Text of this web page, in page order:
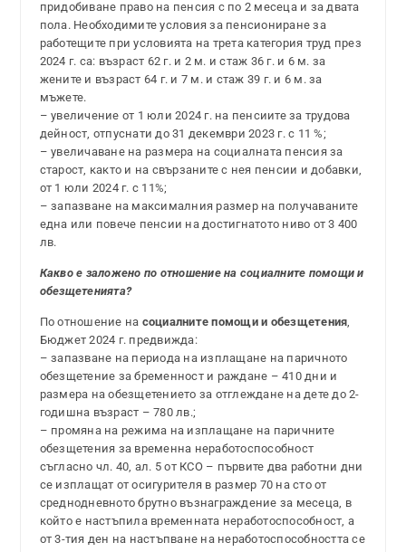
придобиване право на пенсия с по 2 месеца и за двата
пола. Необходимите условия за пенсиониране за
работещите при условията на трета категория труд през
2024 г. са: възраст 62 г. и 2 м. и стаж 36 г. и 6 м. за
жените и възраст 64 г. и 7 м. и стаж 39 г. и 6 м. за
мъжете.
– увеличение от 1 юли 2024 г. на пенсиите за трудова
дейност, отпуснати до 31 декември 2023 г. с 11 %;
– увеличаване на размера на социалната пенсия за
старост, както и на свързаните с нея пенсии и добавки,
от 1 юли 2024 г. с 11%;
– запазване на максималния размер на получаваните
една или повече пенсии на достигнатото ниво от 3 400
лв.
Какво е заложено по отношение на социалните помощи и
обезщетенията?
По отношение на социалните помощи и обезщетения,
Бюджет 2024 г. предвижда:
– запазване на периода на изплащане на паричното
обезщетение за бременност и раждане – 410 дни и
размера на обезщетението за отглеждане на дете до 2-
годишна възраст – 780 лв.;
– промяна на режима на изплащане на паричните
обезщетения за временна неработоспособност
съгласно чл. 40, ал. 5 от КСО – първите два работни дни
се изплащат от осигурителя в размер 70 на сто от
среднодневното брутно възнаграждение за месеца, в
който е настъпила временната неработоспособност, а
от 3-тия ден на настъпване на неработоспособността се